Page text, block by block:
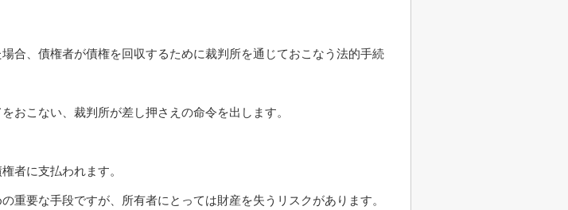
合、債権者が債権を回収するために裁判所を通じておこなう法的手続
おこない、裁判所が差し押さえの命令を出します。
者に支払われます。
重要な手段ですが、所有者にとっては財産を失うリスクがあります。